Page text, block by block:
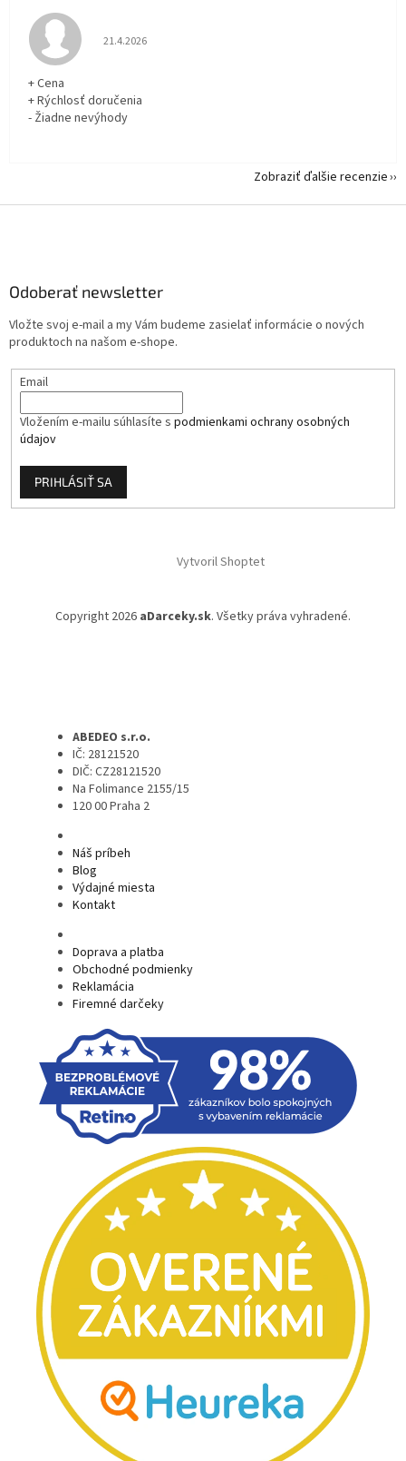
Hodnotenie obchodu je 5 z 5 hviezdičiek.
21.4.2026
+ Cena
+ Rýchlosť doručenia
- Žiadne nevýhody
Zobraziť ďalšie recenzie
Odoberať newsletter
Vložte svoj e-mail a my Vám budeme zasielať informácie o nových
produktoch na našom e-shope.
Email
Vložením e-mailu súhlasíte s podmienkami ochrany osobných
údajov
PRIHLÁSIŤ SA
Vytvoril Shoptet
Copyright 2026 aDarceky.sk. Všetky práva vyhradené.
ABEDEO s.r.o.
IČ: 28121520
DIČ: CZ28121520
Na Folimance 2155/15
120 00 Praha 2
Náš príbeh
Blog
Výdajné miesta
Kontakt
Doprava a platba
Obchodné podmienky
Reklamácia
Firemné darčeky